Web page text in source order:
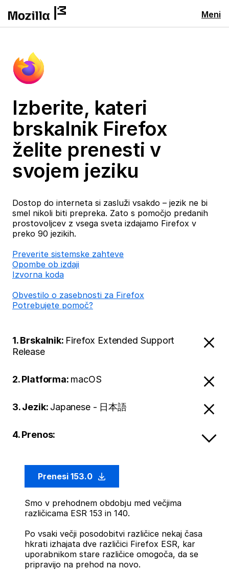
Meni
Izberite, kateri
brskalnik Firefox
želite prenesti v
svojem jeziku
Dostop do interneta si zasluži vsakdo – jezik ne bi
smel nikoli biti prepreka. Zato s pomočjo predanih
prostovoljcev z vsega sveta izdajamo Firefox v
preko 90 jezikih.
Preverite sistemske zahteve
Opombe ob izdaji
Izvorna koda
Obvestilo o zasebnosti za Firefox
Potrebujete pomoč?
1. Brskalnik: Firefox Extended Support
Release
2. Platforma: macOS
3. Jezik: Japanese - 日本語
4. Prenos:
Prenesi 153.0
Smo v prehodnem obdobju med večjima
različicama ESR 153 in 140.
Po vsaki večji posodobitvi različice nekaj časa
hkrati izhajata dve različici Firefox ESR, kar
uporabnikom stare različice omogoča, da se
pripravijo na prehod na novo.